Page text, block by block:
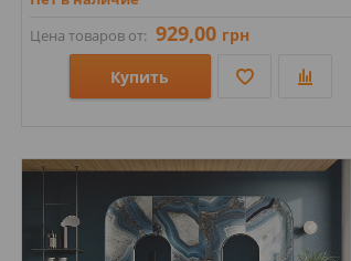
Цена товаров от: 929,00 грн
Купить
Стили: Под мрамор;